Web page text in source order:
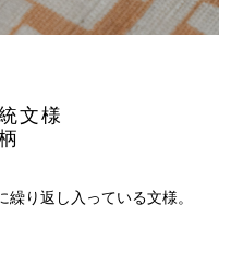
文様
繰り返し入っている文様。